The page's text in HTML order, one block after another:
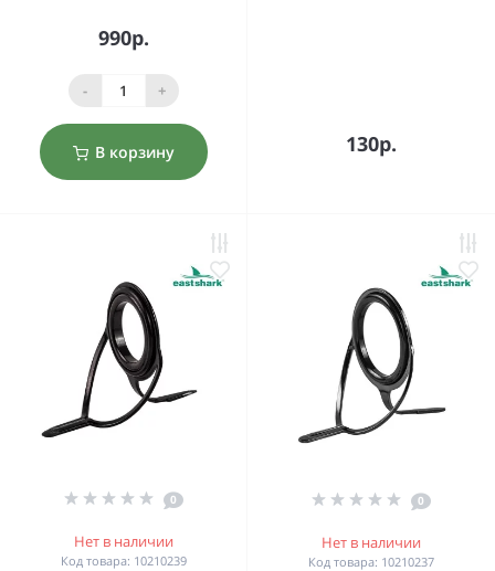
990р.
- +
В корзину 130р.
0
Нет в наличии
Код товара: 10210239
0
Нет в наличии
Код товара: 10210237